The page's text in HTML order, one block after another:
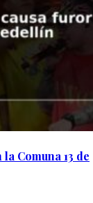
Comuna 13 de